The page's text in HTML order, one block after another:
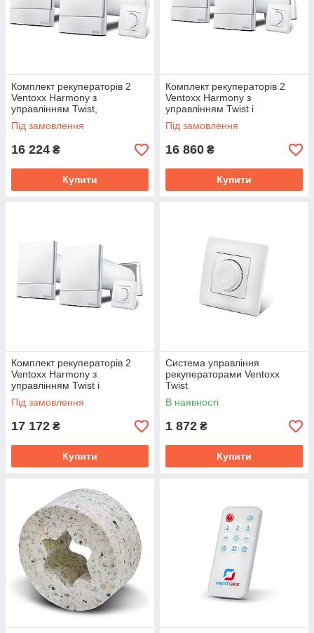
Комплект рекуператорів 2
Ventoxx Harmony з
управлінням Twist,
повітропровід 0,75 м
Під замовлення
16 224 ₴
Купити
Комплект рекуператорів 2
Ventoxx Harmony з
управлінням Twist і
зовнішніми кришками,
повітропровід 0,5 м
Під замовлення
16 860 ₴
Купити
Комплект рекуператорів 2
Ventoxx Harmony з
управлінням Twist і
зовнішніми кришками,
повітропровід 0,75 м
Під замовлення
17 172 ₴
Купити
Система управління
рекуператорами Ventoxx
Twist
В наявності
1 872 ₴
Купити